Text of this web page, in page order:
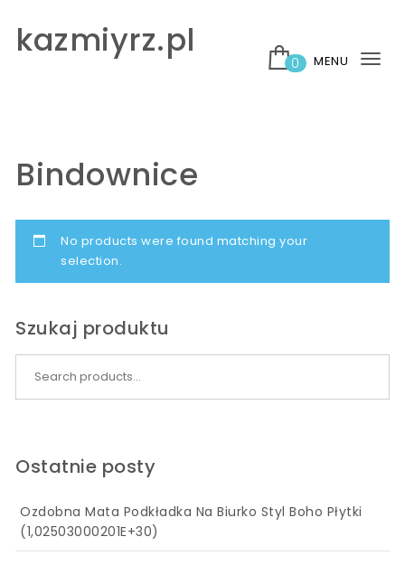
kazmiyrz.pl
0 MENU
Bindownice
No products were found matching your
selection.
Szukaj produktu
Ostatnie posty
Ozdobna Mata Podkładka Na Biurko Styl Boho Płytki
(1,02503000201E+30)